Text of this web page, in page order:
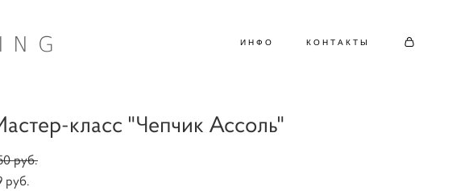
ИНФО КОНТАКТЫ
класс "Чепчик Ассоль"
pуб.
pуб.